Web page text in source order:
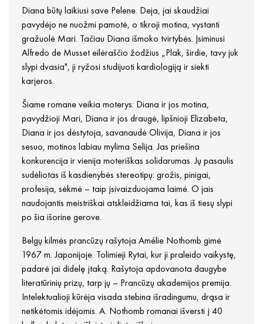
Diana būtų laikiusi save Pelene. Deja, jai skaudžiai
pavydėjo ne nuožmi pamotė, o tikroji motina, vystanti
gražuolė Mari. Tačiau Diana išmoko tvirtybės. Įsiminusi
Alfredo de Musset eilėraščio žodžius „Plak, širdie, tavy juk
slypi dvasia", ji ryžosi studijuoti kardiologiją ir siekti
karjeros.
Šiame romane veikia moterys: Diana ir jos motina,
pavydžioji Mari, Diana ir jos draugė, lipšnioji Elizabeta,
Diana ir jos dėstytoja, savanaudė Olivija, Diana ir jos
sesuo, motinos labiau mylima Selija. Jas priešina
konkurencija ir vienija moteriškas solidarumas. Jų pasaulis
sudėliotas iš kasdienybės stereotipų: grožis, pinigai,
profesija, sėkmė – taip įsivaizduojama laimė. O jais
naudojantis meistriškai atskleidžiama tai, kas iš tiesų slypi
po šia išorine gerove.
Belgų kilmės prancūzų rašytoja Amélie Nothomb gimė
1967 m. Japonijoje. Tolimieji Rytai, kur ji praleido vaikystę,
padarė jai didelę įtaką. Rašytoja apdovanota daugybe
literatūrinių prizų, tarp jų – Prancūzų akademijos premija.
Intelektualioji kūrėja visada stebina išradingumu, drąsa ir
netikėtomis idėjomis. A. Nothomb romanai išversti į 40